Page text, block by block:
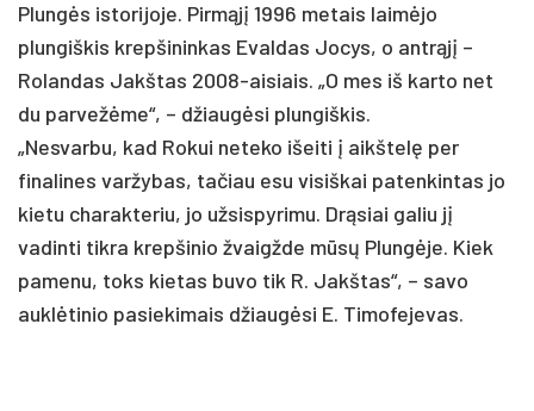
Plungės istorijoje. Pirmąjį 1996 metais laimėjo
plungiškis krepšininkas Evaldas Jocys, o antrąjį –
Rolandas Jakštas 2008-aisiais. „O mes iš karto net
du parvežėme“, – džiaugėsi plungiškis.
„Nesvarbu, kad Rokui neteko išeiti į aikštelę per
finalines varžybas, tačiau esu visiškai patenkintas jo
kietu charakteriu, jo užsispyrimu. Drąsiai galiu jį
vadinti tikra krepšinio žvaigžde mūsų Plungėje. Kiek
pamenu, toks kietas buvo tik R. Jakštas“, – savo
auklėtinio pasiekimais džiaugėsi E. Timofejevas.